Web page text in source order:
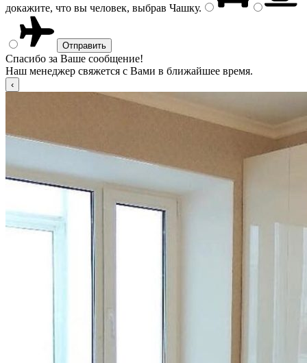
докажите, что вы человек, выбрав Чашку.
Спасибо за Ваше сообщение!
Наш менеджер свяжется с Вами в ближайшее время.